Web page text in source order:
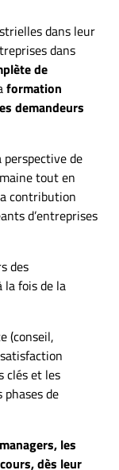
dans leur
dans
de
formation
demandeurs
perspective de
tout en
contribution
d’entreprises
des
fois de la
(conseil,
clés et les
de
les
dès leur